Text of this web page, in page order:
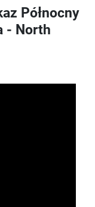
Północny
- North